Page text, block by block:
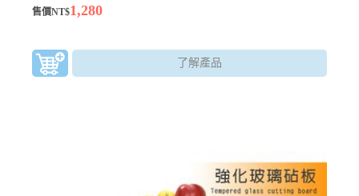
於1150度的熔爐中，呈現麥芽糖的玻璃膏，並從另一端進行吹氣
售價NT$1,280
了解產品